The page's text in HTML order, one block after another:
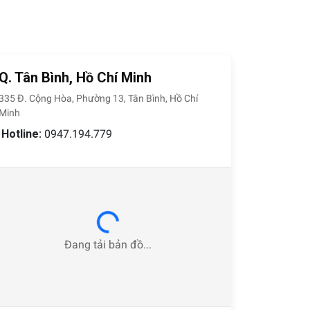
hơn so với một số loại giường khác.
bởi đệm mút nên sẽ giảm thiểu tối đa các
không gian sống thoải mái nhất. Chất liệu
Q. Tân Bình, Hồ Chí Minh
Đ. Cộng Hòa, Phường 13, Tân Bình, Hồ Chí
Minh
Hotline: 0947.194.779
Loading...
Đang tải bản đồ...